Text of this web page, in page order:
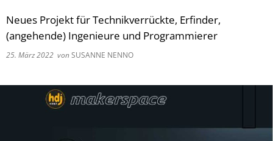
RU
Neues Projekt für Technikverrückte, Erfinder,
(angehende) Ingenieure und Programmierer
25. März 2022 vonSUSANNE NENNO